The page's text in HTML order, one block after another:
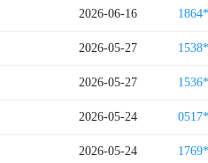
2026-06-16
2026-05-27
2026-05-27
2026-05-24
2026-05-24